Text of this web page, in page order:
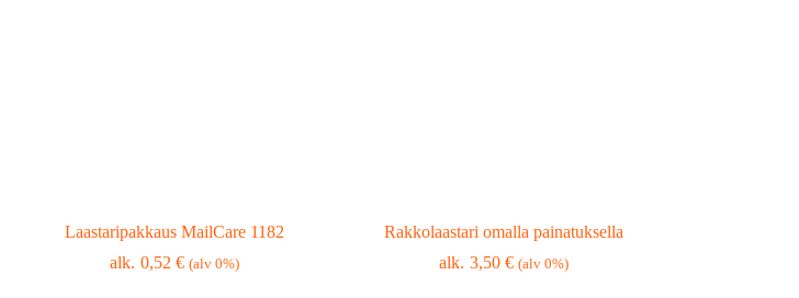
Laastaripakkaus MailCare 1182
0,52 € (alv 0%)
Rakkolaastari omalla painatuksella
3,50 € (alv 0%)